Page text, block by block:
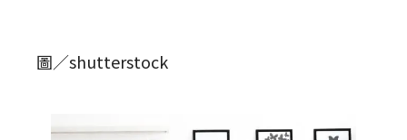
圖／shutterstock